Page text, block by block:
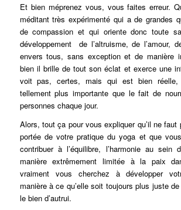
Et bien méprenez vous, vous faites erreur.
méditant très expérimenté qui a de grandes
de compassion et qui oriente donc toute
développement de l’altruisme, de l’amour,
envers tous, sans exception et de manière
bien il brille de tout son éclat et exerce une
voit pas, certes, mais qui est bien
tellement plus importante que le fait de
personnes chaque jour.
Alors, tout ça pour vous expliquer qu’il ne
portée de votre pratique du yoga et que
contribuer à l’équilibre, l’harmonie au sein
manière extrêmement limitée à la paix
vraiment vous cherchez à développer
manière à ce qu’elle soit toujours plus juste
le bien d’autrui.